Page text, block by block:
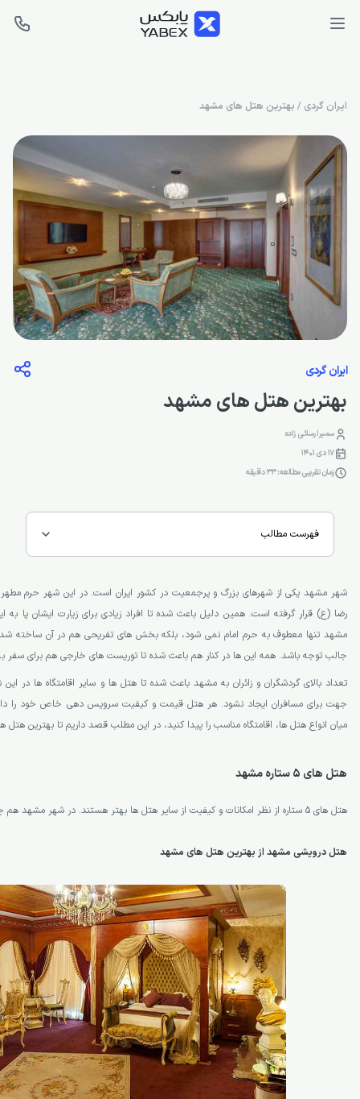
ایران گردی / بهترین هتل های مشهد
ایران گردی
بهترین هتل های مشهد
سمیرا رسائی زاده
17 دی 1401
زمان تقریبی مطالعه: 33 دقیقه
فهرست مطالب
شهر مشهد یکی از شهرهای بزرگ و پرجمعیت در کشور ایران است. در این شهر حرم مطهر
رضا (ع) قرار گرفته است. همین دلیل باعث شده تا افراد زیادی برای زیارت ایشان پا
مشهد تنها معطوف به حرم امام نمی شود، بلکه بخش های تفریحی هم در آن ساخته
جالب توجه باشد. همه این ها در کنار هم باعث شده تا توریست های خارجی هم برای
تعداد بالای گردشگران و زائران به مشهد باعث شده تا هتل ها و سایر اقامتگاه ها در
جهت برای مسافران ایجاد نشود. هر هتل قیمت و کیفیت سرویس دهی خاص خود را دارد
میان انواع هتل ها، اقامتگاه مناسب را پیدا کنید، در این مطلب قصد داریم تا بهترین
هتل های ۵ ستاره مشهد
هتل های 5 ستاره از نظر امکانات و کیفیت از سایر هتل ها بهتر هستند. در شهر مشهد هم چندین هتل پنج ستاره وجود دارد.
هتل درویشی مشهد از بهترین هتل های مشهد